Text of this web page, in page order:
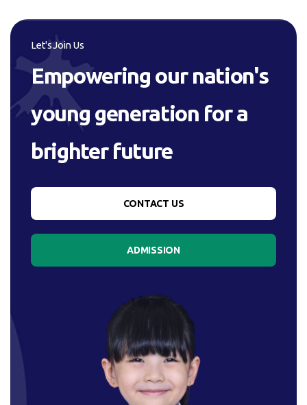
Let's Join Us
Empowering our nation's
young generation for a
brighter future
CONTACT US
ADMISSION